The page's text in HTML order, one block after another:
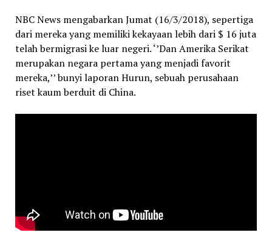
NBC News mengabarkan Jumat (16/3/2018), sepertiga
dari mereka yang memiliki kekayaan lebih dari $ 16 juta
telah bermigrasi ke luar negeri. ‘’Dan Amerika Serikat
merupakan negara pertama yang menjadi favorit
mereka,’’ bunyi laporan Hurun, sebuah perusahaan
riset kaum berduit di China.